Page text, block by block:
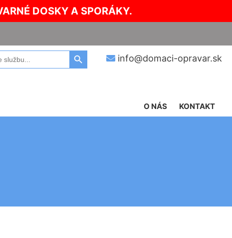
DOSKY A SPORÁKY.
info@domaci-opravar.sk
Search Button
KONTAKT
O NÁS